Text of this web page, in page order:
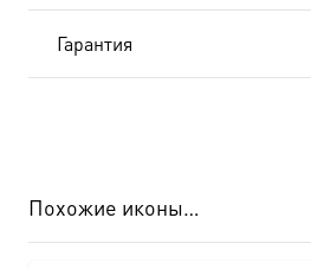
Гарантия
Похожие иконы…